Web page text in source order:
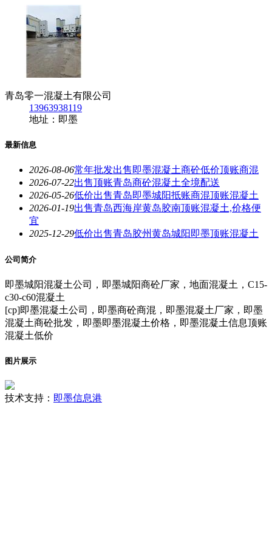
青岛零一混凝土有限公司
13963938119
地址：即墨
最新信息
2026-08-06常年批发出售即墨混凝土商砼低价顶账商混
2026-07-22出售顶账青岛商砼混凝土全境配送
2026-05-26低价出售青岛即墨城阳抵账商混顶账混凝土
2026-01-19出售青岛西海岸黄岛胶南顶账混凝土,价格便
宜
2025-12-29低价出售青岛胶州黄岛城阳即墨顶账混凝土
公司简介
即墨城阳混凝土公司，即墨城阳商砼厂家，地面混凝土，C15-
c30-c60混凝土
[cp]即墨混凝土公司，即墨商砼商混，即墨混凝土厂家，即墨
混凝土商砼批发，即墨即墨混凝土价格，即墨混凝土信息顶账
混凝土低价
图片展示
技术支持： 即墨信息港